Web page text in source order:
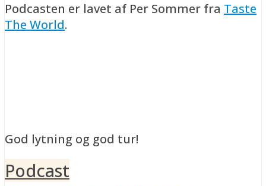
Podcasten er lavet af Per Sommer fra Taste
The World.
God lytning og god tur!
Podcast